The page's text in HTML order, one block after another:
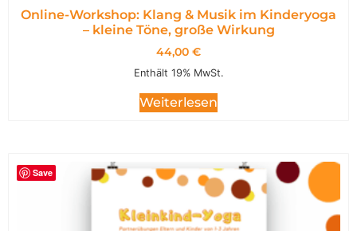
Online-Workshop: Klang & Musik im Kinderyoga
– kleine Töne, große Wirkung
44,00 €
Enthält 19% MwSt.
Weiterlesen
Save